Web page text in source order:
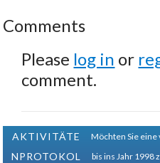
Comments
Please log in or
comment.
AKTIVITÄTE
NPROTOKOL
Möchten Sie
bis ins Jahr 1998